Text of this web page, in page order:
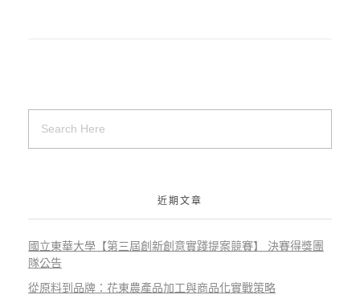
近期文章
國立東華大學【第三屆創新創意實踐提案競賽】 決賽得獎團
隊公告
從原料到品牌：花東農產品加工與商品化實戰策略